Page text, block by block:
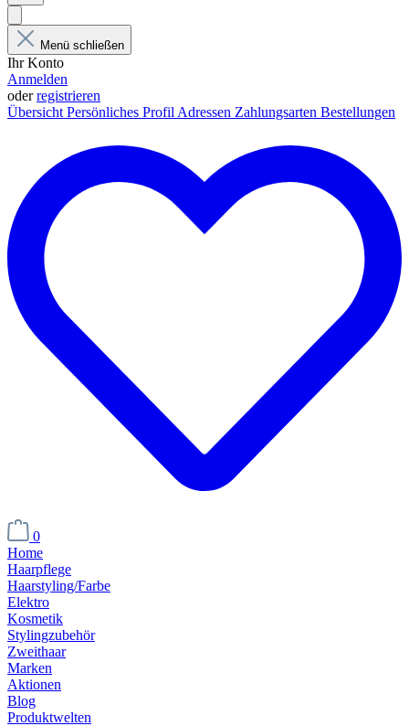
Menü schließen
Ihr Konto
Anmelden
oderregistrieren
Übersicht Persönliches Profil Adressen Zahlungsarten Bestellungen
0
Home
Haarpflege
Haarstyling/Farbe
Elektro
Kosmetik
Stylingzubehör
Zweithaar
Marken
Aktionen
Blog
Produktwelten